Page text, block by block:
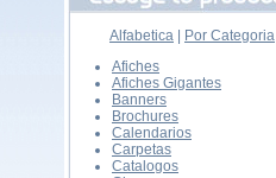
Alfabetica
Por Categoria
Afiches
Afiches Gigantes
Banners
Brochures
Calendarios
Carpetas
Catalogos